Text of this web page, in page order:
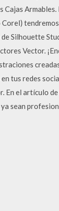
Silhouette
Vector.
tus redes
En el artículo
sean